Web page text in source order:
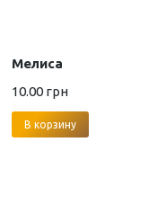
Мелиса
10.00 грн
В корзину